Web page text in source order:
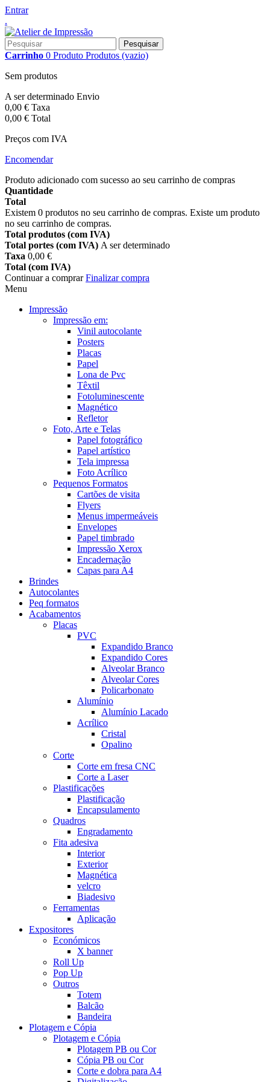
Entrar
.
Pesquisar
Carrinho 0 Produto Produtos (vazio)
Sem produtos
A ser determinado Envio
0,00 € Taxa
0,00 € Total
Preços com IVA
Encomendar
Produto adicionado com sucesso ao seu carrinho de compras
Quantidade
Total
Existem 0 produtos no seu carrinho de compras. Existe um produto
no seu carrinho de compras.
Total produtos (com IVA)
Total portes (com IVA) A ser determinado
Taxa 0,00 €
Total (com IVA)
Continuar a comprarFinalizar compra
Menu
Impressão
Impressão em:
Vinil autocolante
Posters
Placas
Papel
Lona de Pvc
Têxtil
Fotoluminescente
Magnético
Refletor
Foto, Arte e Telas
Papel fotográfico
Papel artístico
Tela impressa
Foto Acrílico
Pequenos Formatos
Cartões de visita
Flyers
Menus impermeáveis
Envelopes
Papel timbrado
Impressão Xerox
Encadernação
Capas para A4
Brindes
Autocolantes
Peq formatos
Acabamentos
Placas
PVC
Expandido Branco
Expandido Cores
Alveolar Branco
Alveolar Cores
Policarbonato
Alumínio
Alumínio Lacado
Acrílico
Cristal
Opalino
Corte
Corte em fresa CNC
Corte a Laser
Plastificações
Plastificação
Encapsulamento
Quadros
Engradamento
Fita adesiva
Interior
Exterior
Magnética
velcro
Biadesivo
Ferramentas
Aplicação
Expositores
Económicos
X banner
Roll Up
Pop Up
Outros
Totem
Balcão
Bandeira
Plotagem e Cópia
Plotagem e Cópia
Plotagem PB ou Cor
Cópia PB ou Cor
Corte e dobra para A4